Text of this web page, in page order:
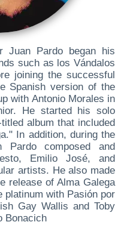
Juan Pardo began his
such as los Vándalos
joining the successful
Spanish version of the
with Antonio Morales in
He started his solo
album that included
In addition, during the
Pardo composed and
Emilio José, and
artists. He also made
release of Alma Galega
platinum with Pasión por
Gay Wallis and Toby
Bonacich